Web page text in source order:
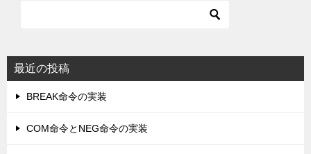
最近の投稿
BREAK命令の実装
COM命令とNEG命令の実装